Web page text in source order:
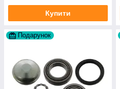
Купити
Подарунок